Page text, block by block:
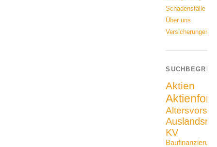
Schadensfälle
Über uns
Versicherungen
Aktien
KV
Baufinanzierung